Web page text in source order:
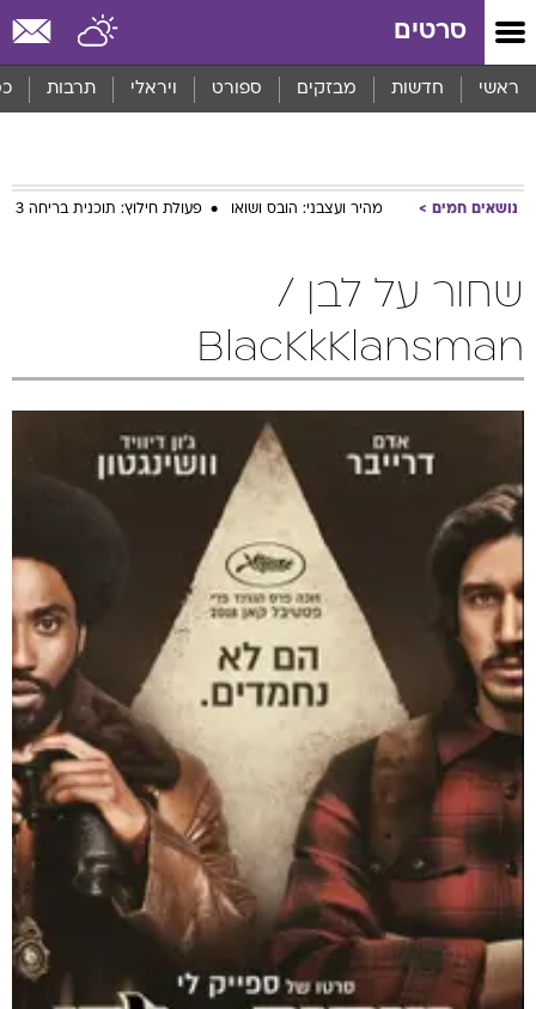
סרטים
ראשי חדשות מבזקים ספורט ויראלי תרבות
נושאים חמים מהיר ועצבני: הובס ושואו פעולת חילוץ: תוכנית בריחה 3
שחור על לבן /
BlacKkKlansman